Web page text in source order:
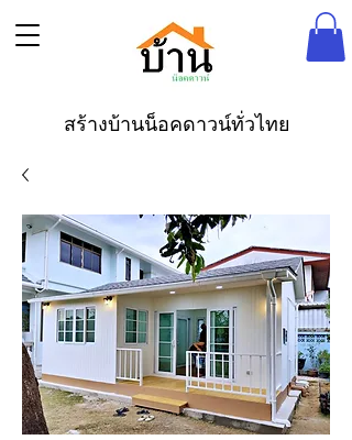
สร้างบ้านน็อคดาวน์ทั่วไทย